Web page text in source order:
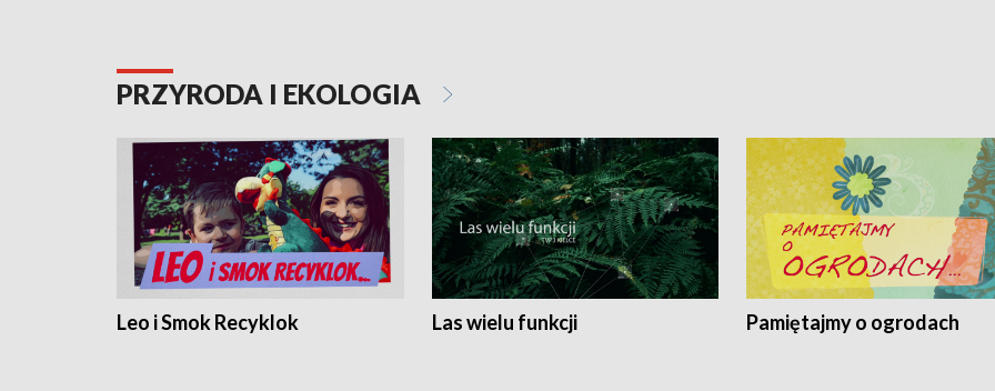
PRZYRODA I EKOLOGIA
Leo i Smok Recyklok Las wielu funkcji Pamiętajmy o ogrodach